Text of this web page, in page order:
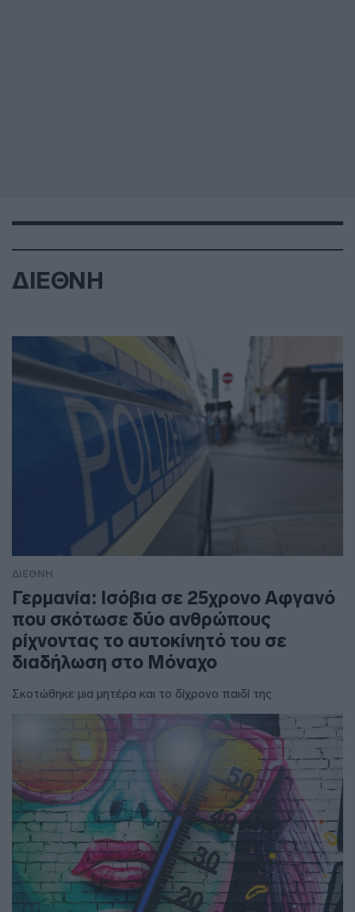
ΔΙΕΘΝΗ
ΔΙΕΘΝΗ
Γερμανία: Ισόβια σε 25χρονο Αφγανό
που σκότωσε δύο ανθρώπους
ρίχνοντας το αυτοκίνητό του σε
διαδήλωση στο Μόναχο
Σκοτώθηκε μια μητέρα και το δίχρονο παιδί της